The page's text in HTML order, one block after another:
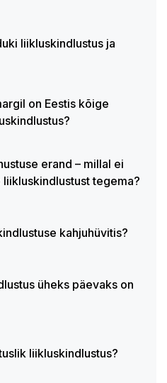
liikluskindlustus ja
on Eestis kõige
erand – millal ei
tegema?
kahjuhüvitis?
üheks päevaks on
liikluskindlustus?